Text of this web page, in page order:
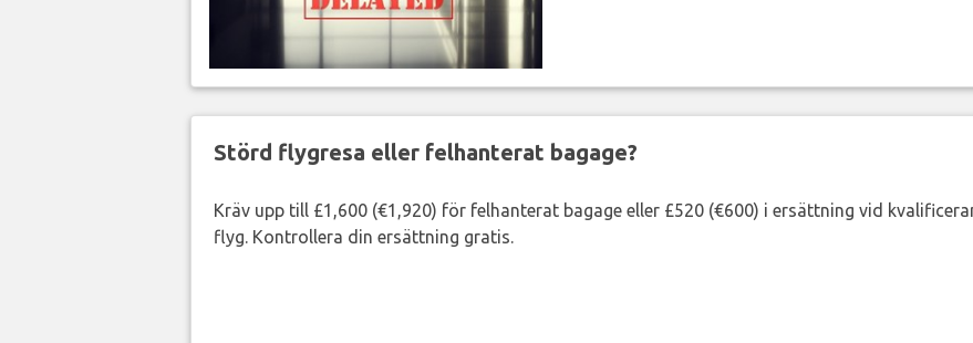
Störd flygresa eller felhanterat bagage?
Kräv upp till £1,600 (€1,920) för felhanterat bagage eller £520 (€600) i ersättning vid
flyg. Kontrollera din ersättning gratis.